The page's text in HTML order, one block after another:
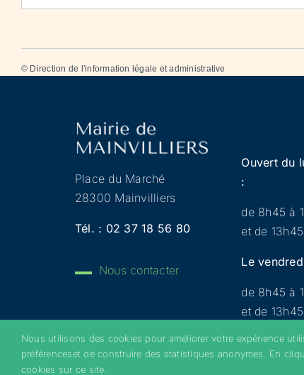
© Direction de l'information légale et administrative
Place du Marché
28300 Mainvilliers
Tél. : 02 37 18 56 80
Nous contacter
Ouvert du
:
de 8h45 à
et de
Le
de 8h45 à
et de
Copyright 2022 © Mainvilliers – Tous droits
Nous utilisons des cookies pour améliorer votre expérience
préférenceset de construire des statistiques anonymes. En
cookies sur ce site.